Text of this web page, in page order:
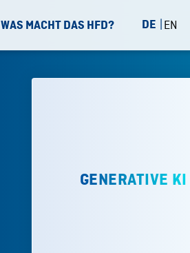
WAS MACHT DAS HFD? DE EN
GENERATIVE KI